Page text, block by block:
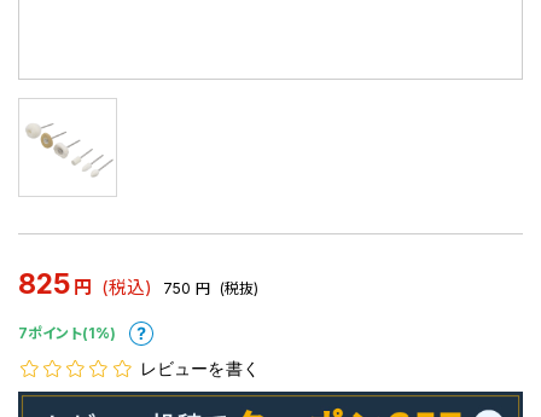
825 円 (税込) 750 円 (税抜)
7ポイント(1%)
レビューを書く